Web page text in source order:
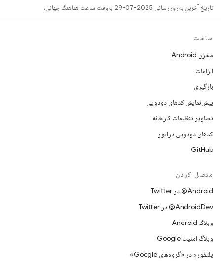
تاریخ آخرین به‌روزرسانی 2025-07-29 به‌وقت ساعت هماهنگ جهانی.
ساخت
مخزن Android
الزامات
بارگیری
پیش‌نمایش کدهای دودویی
تصاویر تنظیمات کارخانه
کدهای دودویی درایور
GitHub
متصل کردن
Android@ در Twitter
AndroidDev@ در Twitter
وبلاگ Android
وبلاگ امنیت Google
پلتفورم در «گروه‌های Google»